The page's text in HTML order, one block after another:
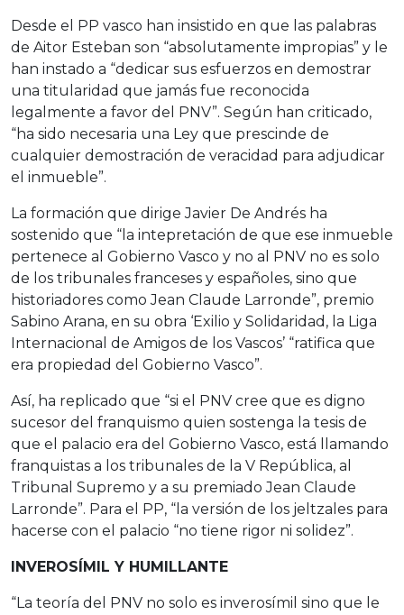
Desde el PP vasco han insistido en que las palabras
de Aitor Esteban son “absolutamente impropias” y le
han instado a “dedicar sus esfuerzos en demostrar
una titularidad que jamás fue reconocida
legalmente a favor del PNV”. Según han criticado,
“ha sido necesaria una Ley que prescinde de
cualquier demostración de veracidad para adjudicar
el inmueble”.
La formación que dirige Javier De Andrés ha
sostenido que “la intepretación de que ese inmueble
pertenece al Gobierno Vasco y no al PNV no es solo
de los tribunales franceses y españoles, sino que
historiadores como Jean Claude Larronde”, premio
Sabino Arana, en su obra ‘Exilio y Solidaridad, la Liga
Internacional de Amigos de los Vascos’ “ratifica que
era propiedad del Gobierno Vasco”.
Así, ha replicado que “si el PNV cree que es digno
sucesor del franquismo quien sostenga la tesis de
que el palacio era del Gobierno Vasco, está llamando
franquistas a los tribunales de la V República, al
Tribunal Supremo y a su premiado Jean Claude
Larronde”. Para el PP, “la versión de los jeltzales para
hacerse con el palacio “no tiene rigor ni solidez”.
INVEROSÍMIL Y HUMILLANTE
“La teoría del PNV no solo es inverosímil sino que le